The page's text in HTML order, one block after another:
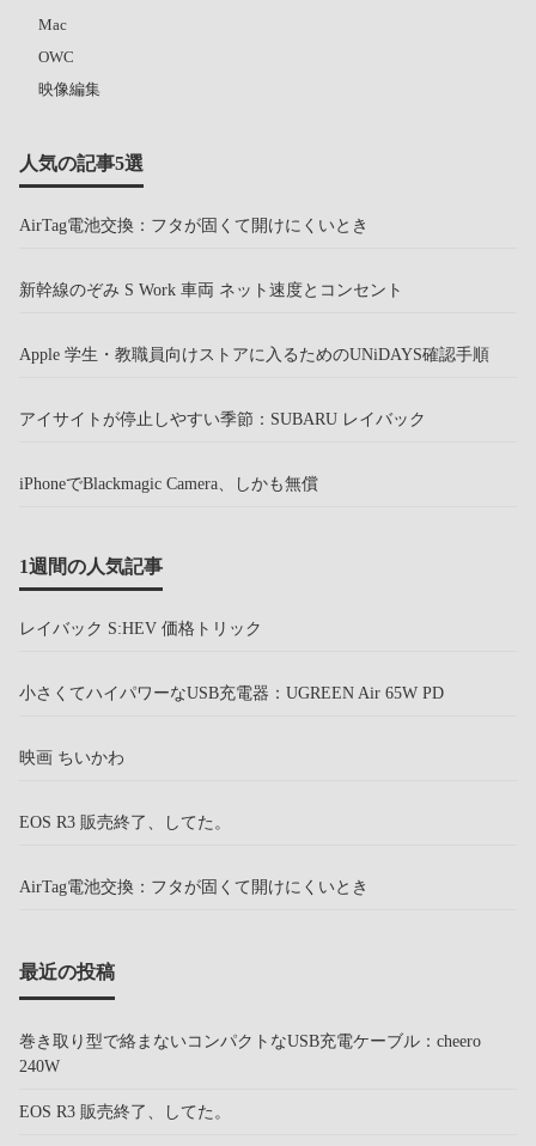
Mac
OWC
映像編集
人気の記事5選
AirTag電池交換：フタが固くて開けにくいとき
新幹線のぞみ S Work 車両 ネット速度とコンセント
Apple 学生・教職員向けストアに入るためのUNiDAYS確認手順
アイサイトが停止しやすい季節：SUBARU レイバック
iPhoneでBlackmagic Camera、しかも無償
1週間の人気記事
レイバック S:HEV 価格トリック
小さくてハイパワーなUSB充電器：UGREEN Air 65W PD
映画 ちいかわ
EOS R3 販売終了、してた。
AirTag電池交換：フタが固くて開けにくいとき
最近の投稿
巻き取り型で絡まないコンパクトなUSB充電ケーブル：cheero
240W
EOS R3 販売終了、してた。